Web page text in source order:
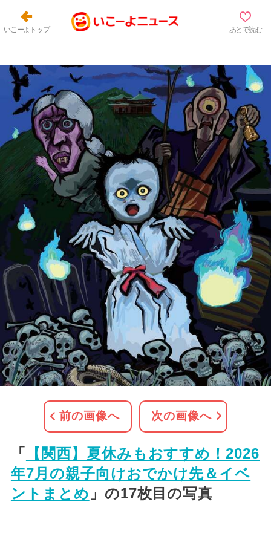
いこーよトップ あとで読む
前の画像へ 次の画像へ
「
【関西】夏休みもおすすめ！2026
年7月の親子向けおでかけ先＆イベ
ントまとめ 」の17枚目の写真